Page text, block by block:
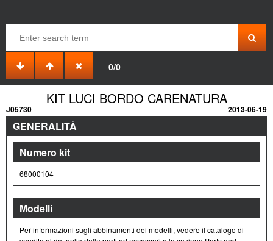
0/0
KIT LUCI BORDO CARENATURA
J05730 2013-06-19
GENERALITÀ
Numero kit
68000104
Modelli
Per informazioni sugli abbinamenti dei modelli, vedere il catalogo di